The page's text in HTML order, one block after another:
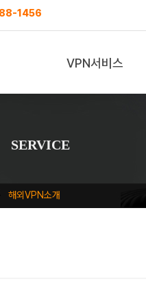
1456
VPN서비스
SERVICE
해외VPN소개